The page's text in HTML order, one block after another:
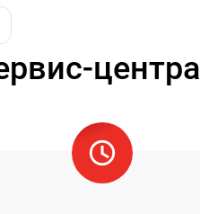
центра